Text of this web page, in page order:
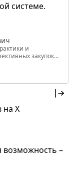
системе.
и
закупок
на X
возможность –